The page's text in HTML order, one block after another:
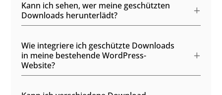
Kann ich sehen, wer meine geschützten
Downloads herunterlädt?
Wie integriere ich geschützte Downloads
in meine bestehende WordPress-
Website?